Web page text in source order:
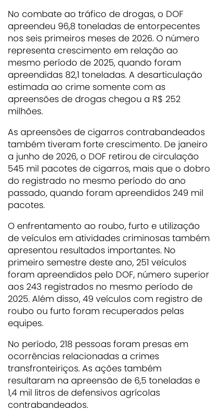
No combate ao tráfico de drogas, o DOF
apreendeu 96,8 toneladas de entorpecentes
nos seis primeiros meses de 2026. O número
representa crescimento em relação ao
mesmo período de 2025, quando foram
apreendidas 82,1 toneladas. A desarticulação
estimada ao crime somente com as
apreensões de drogas chegou a R$ 252
milhões.
As apreensões de cigarros contrabandeados
também tiveram forte crescimento. De janeiro
a junho de 2026, o DOF retirou de circulação
545 mil pacotes de cigarros, mais que o dobro
do registrado no mesmo período do ano
passado, quando foram apreendidos 249 mil
pacotes.
O enfrentamento ao roubo, furto e utilização
de veículos em atividades criminosas também
apresentou resultados importantes. No
primeiro semestre deste ano, 251 veículos
foram apreendidos pelo DOF, número superior
aos 243 registrados no mesmo período de
2025. Além disso, 49 veículos com registro de
roubo ou furto foram recuperados pelas
equipes.
No período, 218 pessoas foram presas em
ocorrências relacionadas a crimes
transfronteiriços. As ações também
resultaram na apreensão de 6,5 toneladas e
1,4 mil litros de defensivos agrícolas
contrabandeados.